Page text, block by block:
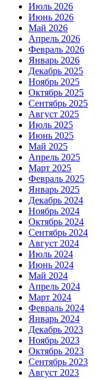
Июль 2026
Июнь 2026
Май 2026
Апрель 2026
Февраль 2026
Январь 2026
Декабрь 2025
Ноябрь 2025
Октябрь 2025
Сентябрь 2025
Август 2025
Июль 2025
Июнь 2025
Май 2025
Апрель 2025
Март 2025
Февраль 2025
Январь 2025
Декабрь 2024
Ноябрь 2024
Октябрь 2024
Сентябрь 2024
Август 2024
Июль 2024
Июнь 2024
Май 2024
Апрель 2024
Март 2024
Февраль 2024
Январь 2024
Декабрь 2023
Ноябрь 2023
Октябрь 2023
Сентябрь 2023
Август 2023